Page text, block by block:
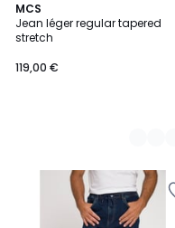
MCS
Jean léger regular tapered
stretch
119,00 €
2
Couleurs